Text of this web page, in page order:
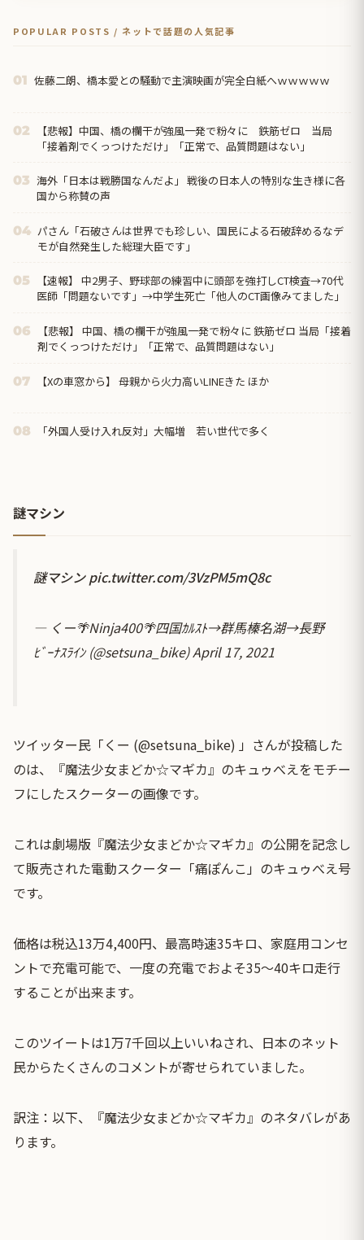
POPULAR POSTS / ネットで話題の人気記事
01 佐藤二朗、橋本愛との騒動で主演映画が完全白紙へｗｗｗｗｗ
02
【悲報】中国、橋の欄干が強風一発で粉々に 鉄筋ゼロ 当局
「接着剤でくっつけただけ」「正常で、品質問題はない」
03 海外「日本は戦勝国なんだよ」 戦後の日本人の特別な生き様に各
国から称賛の声
04 パさん「石破さんは世界でも珍しい、国民による石破辞めるなデ
モが自然発生した総理大臣です」
05
【速報】 中2男子、野球部の練習中に頭部を強打しCT検査→70代
医師「問題ないです」→中学生死亡「他人のCT画像みてました」
06
【悲報】 中国、橋の欄干が強風一発で粉々に 鉄筋ゼロ 当局「接着
剤でくっつけただけ」「正常で、品質問題はない」
07 【Xの車窓から】 母親から火力高いLINEきた ほか
08 「外国人受け入れ反対」大幅増 若い世代で多く
謎マシン
謎マシンpic.twitter.com/3VzPM5mQ8c
— くー🌴Ninja400🌴四国ｶﾙｽﾄ→群馬榛名湖→長野
ﾋﾞｰﾅｽﾗｲﾝ (@setsuna_bike)April 17, 2021
ツイッター民「くー (@setsuna_bike) 」さんが投稿した
のは、『魔法少女まどか☆マギカ』のキュゥべえをモチー
フにしたスクーターの画像です。
これは劇場版『魔法少女まどか☆マギカ』の公開を記念し
て販売された電動スクーター「痛ぽんこ」のキュゥべえ号
です。
価格は税込13万4,400円、最高時速35キロ、家庭用コンセ
ントで充電可能で、一度の充電でおよそ35〜40キロ走行
することが出来ます。
このツイートは1万7千回以上いいねされ、日本のネット
民からたくさんのコメントが寄せられていました。
訳注：以下、『魔法少女まどか☆マギカ』のネタバレがあ
ります。